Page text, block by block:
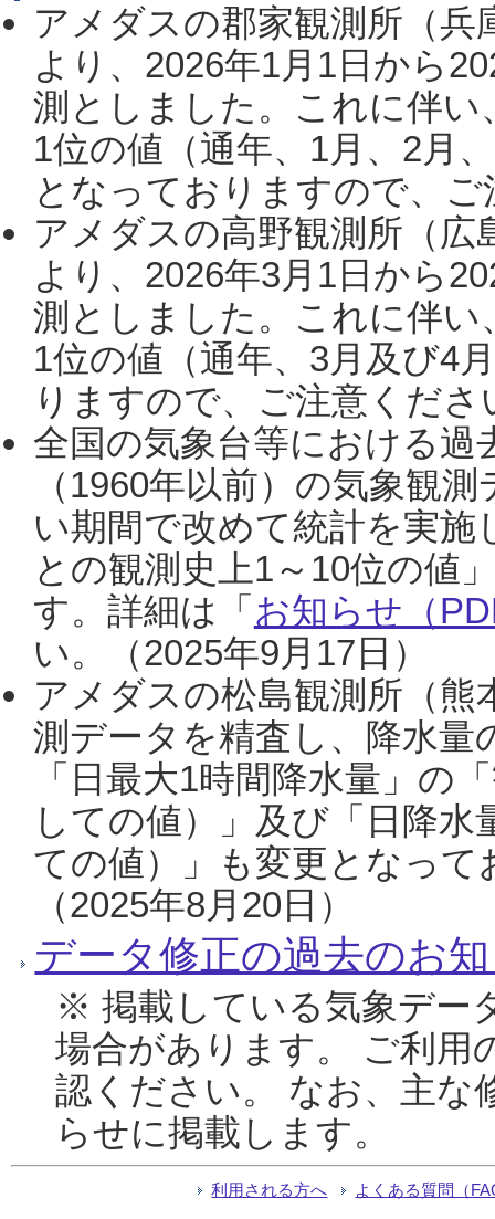
アメダスの郡家観測所（
より、2026年1月1日から
測としました。これに伴い
1位の値（通年、1月、2月
となっておりますので、
アメダスの高野観測所（
より、2026年3月1日から
測としました。これに伴い
1位の値（通年、3月及び4
りますので、ご注意くだ
全国の気象台等における過
（1960年以前）の気象観
い期間で改めて統計を実
との観測史上1～10位の値
す。詳細は「 お知らせ（
い。（2025年9月17日）
アメダスの松島観測所（熊
測データを精査し、降水
「日最大1時間降水量」の
しての値）」及び「日降
ての値）」も変更となっ
（2025年8月20日）
データ修正の過去のお
※ 掲載している気象デー
場合があります。 ご利用
認ください。 なお、主な
らせに掲載します。
利用される方へ よくある質問（